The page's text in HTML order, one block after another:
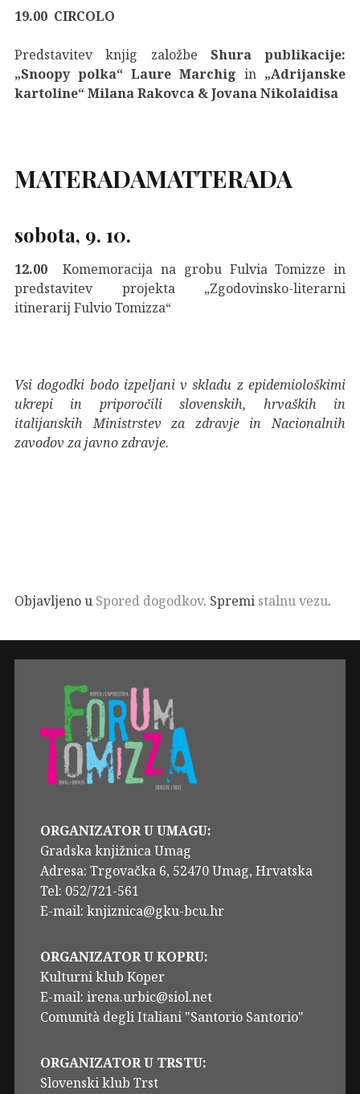
19.00 CIRCOLO
Predstavitev knjig založbe Shura publikacije:
„Snoopy polka“ Laure Marchig in „Adrijanske
kartoline“ Milana Rakovca & Jovana Nikolaidisa
MATERADAMATTERADA
sobota, 9. 10.
12.00Komemoracija na grobu Fulvia Tomizze in
predstavitev projekta „Zgodovinsko-literarni
itinerarij Fulvio Tomizza“
Vsi dogodki bodo izpeljani v skladu z epidemiološkimi
ukrepi in priporočili slovenskih, hrvaških in
italijanskih Ministrstev za zdravje in Nacionalnih
zavodov za javno zdravje.
Objavljeno u Spored dogodkov. Spremi stalnu vezu.
ORGANIZATOR U UMAGU:
Gradska knjižnica Umag
Adresa: Trgovačka 6, 52470 Umag, Hrvatska
Tel: 052/721-561
E-mail: knjiznica@gku-bcu.hr
ORGANIZATOR U KOPRU:
Kulturni klub Koper
E-mail: irena.urbic@siol.net
Comunità degli Italiani "Santorio Santorio"
ORGANIZATOR U TRSTU:
Slovenski klub Trst